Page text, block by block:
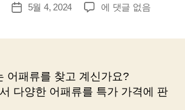
Post5월 4, 2024
어
찾
아
헤
에 댓글 없음
어패류를 찾고 계신가요?
다양한 어패류를 특가 가격에 판